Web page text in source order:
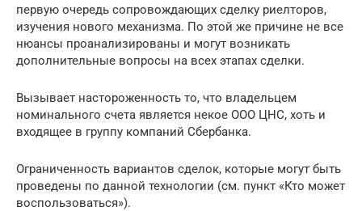
первую очередь сопровождающих сделку риелторов,
изучения нового механизма. По этой же причине не все
нюансы проанализированы и могут возникать
дополнительные вопросы на всех этапах сделки.
Вызывает настороженность то, что владельцем
номинального счета является некое ООО ЦНС, хоть и
входящее в группу компаний Сбербанка.
Ограниченность вариантов сделок, которые могут быть
проведены по данной технологии (см. пункт «Кто может
воспользоваться»).